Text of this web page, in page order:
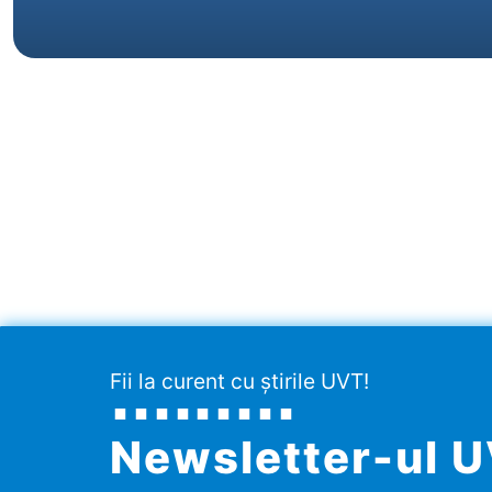
Fii la curent cu știrile UVT!
Newsletter-ul